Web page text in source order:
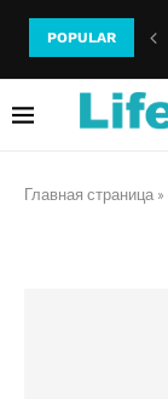
POPULAR
Главная страница »